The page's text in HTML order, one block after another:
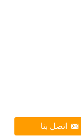
اتصل بنا